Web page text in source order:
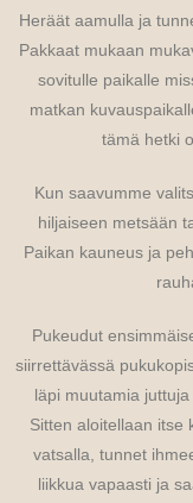
Heräät aamulla ja
Pakkaat mukaan
sovitulle paikalle
matkan
tämä hetki
Kun saavumme
hiljaiseen metsään
Paikan kauneus ja
Pukeudut
siirrettävässä
läpi muutamia
Sitten aloitellaan itse
vatsalla, tunnet
liikkua vapaasti ja